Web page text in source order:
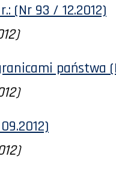
(Nr 93 / 12.2012)
państwa